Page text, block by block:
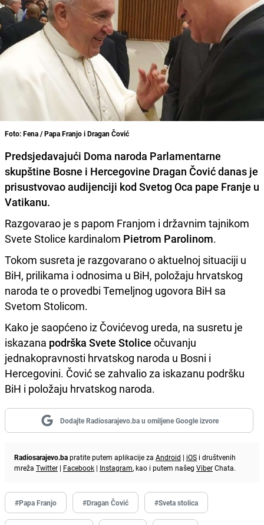
Foto: Fena / Papa Franjo i Dragan Čović
Predsjedavajući Doma naroda Parlamentarne
skupštine Bosne i Hercegovine Dragan Čovićdanas je
prisustvovao audijenciji kod Svetog Oca pape Franje u
Vatikanu.
Razgovarao je s papom Franjom i državnim tajnikom
Svete Stolice kardinalom Pietrom Parolinom.
Tokom susreta je razgovarano o aktuelnoj situaciji u
BiH, prilikama i odnosima u BiH, položaju hrvatskog
naroda te o provedbi Temeljnog ugovora BiH sa
Svetom Stolicom.
Kako je saopćeno iz Čovićevog ureda, na susretu je
iskazana podrška Svete Stolice očuvanju
jednakopravnosti hrvatskog naroda u Bosni i
Hercegovini. Čović se zahvalio za iskazanu podršku
BiH i položaju hrvatskog naroda.
Dodajte Radiosarajevo.ba u omiljene Google izvore
Radiosarajevo.bapratite putem aplikacije za Android | iOS i društvenih
mreža Twitter | Facebook | Instagram, kao i putem našeg ViberChata.
#Papa Franjo #Dragan Čović #Sveta stolica